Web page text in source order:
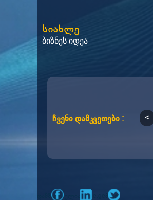
სიახლე
ბიზნეს იდეა
ჩვენი დამკვეთები :
დამზადებულია mone.ge მიერ